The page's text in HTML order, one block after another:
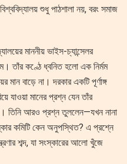
শুধু পাঠশালা নয়, বরং সমাজ
মাননীয় ভাইস-চ্যান্সেলর
তাঁর কণ্ঠে ধ্বনিত হলো এক নির্মম
মান বাড়ে না। দরকার একটি পূর্ণাঙ্গ
যাওয়া মানের প্রশ্ন যেন তাঁর
তিনি আরও প্রশ্ন তুললেন—যখন নানা
কমিটি কেন অনুপস্থিত? এ প্রশ্নে
শব্দ, যা সংস্কারের আলো খুঁজে